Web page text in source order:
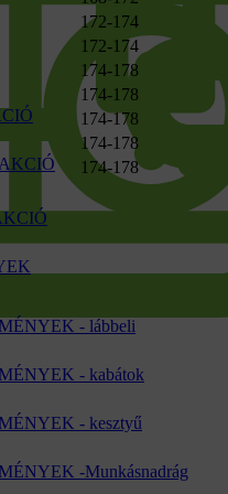
- lábbeli
- kabátok
- kesztyű
-Munkásnadrág
172-174
172-174
174-178
174-178
174-178
174-178
174-178